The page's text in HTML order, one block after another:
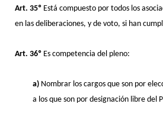
Art. 35º Está compuesto por todos los
en las deliberaciones, y de voto, si han
Art. 36º Es competencia del pleno:
a) Nombrar los cargos que son por
a los que son por designación libre del